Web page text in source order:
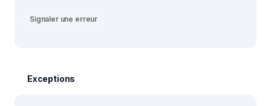
Signaler une erreur
Exceptions